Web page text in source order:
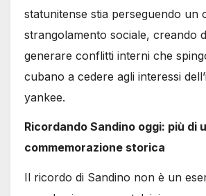
statunitense stia perseguendo un
strangolamento sociale, creando
generare conflitti interni che
cubano a cedere agli interessi
yankee.
Ricordando Sandino oggi: più di
commemorazione storica
Il ricordo di Sandino non è un